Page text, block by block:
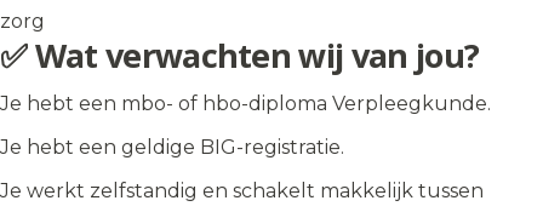
zorg
✅ Wat verwachten wij van jou?
Je hebt een mbo- of hbo-diploma Verpleegkunde.
Je hebt een geldige BIG-registratie.
Je werkt zelfstandig en schakelt makkelijk tussen